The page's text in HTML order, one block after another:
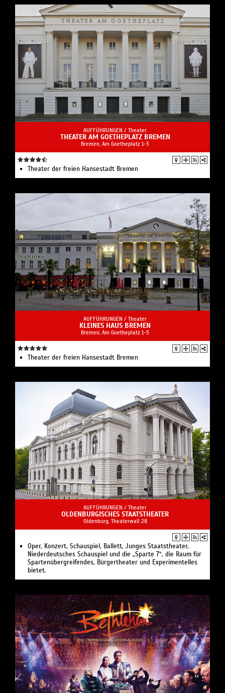
AUFFÜHRUNGEN / Theater
THEATER AM GOETHEPLATZ BREMEN
Bremen, Am Goetheplatz 1-3
Theater der freien Hansestadt Bremen
AUFFÜHRUNGEN / Theater
KLEINES HAUS BREMEN
Bremen, Am Goetheplatz 1-3
Theater der freien Hansestadt Bremen
AUFFÜHRUNGEN / Theater
OLDENBURGISCHES STAATSTHEATER
Oldenburg, Theaterwall 28
Oper, Konzert, Schauspiel, Ballett, Junges Staatstheater,
Niederdeutsches Schauspiel und die „Sparte 7“, die Raum für
Spartenübergreifendes, Bürgertheater und Experimentelles
bietet.